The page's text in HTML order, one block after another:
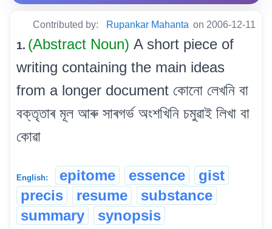
Contributed by: Rupankar Mahanta on 2006-12-11
1. (Abstract Noun) A short piece of
writing containing the main ideas
from a longer document কোনো লেখনি বা
বক্তৃতাৰ মূল আৰু সাৰগৰ্ভ অংশখিনি চমুৱাই লিখা বা
কোৱা
English: epitome essence
gist
precis
resume
substance
summary
synopsis